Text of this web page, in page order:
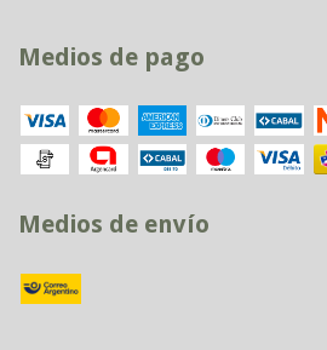
Medios de pago
Medios de envío